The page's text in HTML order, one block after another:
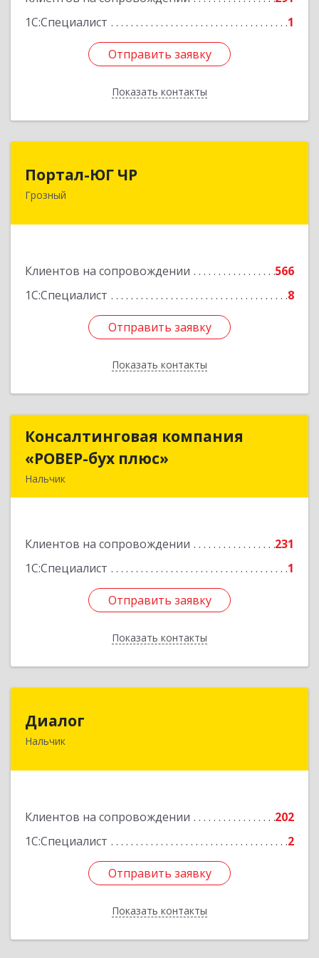
1С:Специалист
1
Отправить заявку
Показать контакты
Отправить заявку
Назад
Портал-ЮГ ЧР
Грозный
Клиентов на сопровождении
566
1С:Специалист
8
Отправить заявку
Показать контакты
364906, Чеченская Респ, Грозный г, Путина пр-
Отправить заявку
Назад
Консалтинговая компания
«РОВЕР-бух плюс»
Нальчик
Клиентов на сопровождении
231
1С:Специалист
1
Отправить заявку
Показать контакты
Консалтинговая компания
«РОВЕР-бух плюс»
Подробнее
Отправить заявку
Назад
Диалог
Нальчик
Клиентов на сопровождении
202
1С:Специалист
2
Отправить заявку
Показать контакты
360016, Кабардино-Балкарская Респ, Нальчик г,
Отправить заявку
Назад